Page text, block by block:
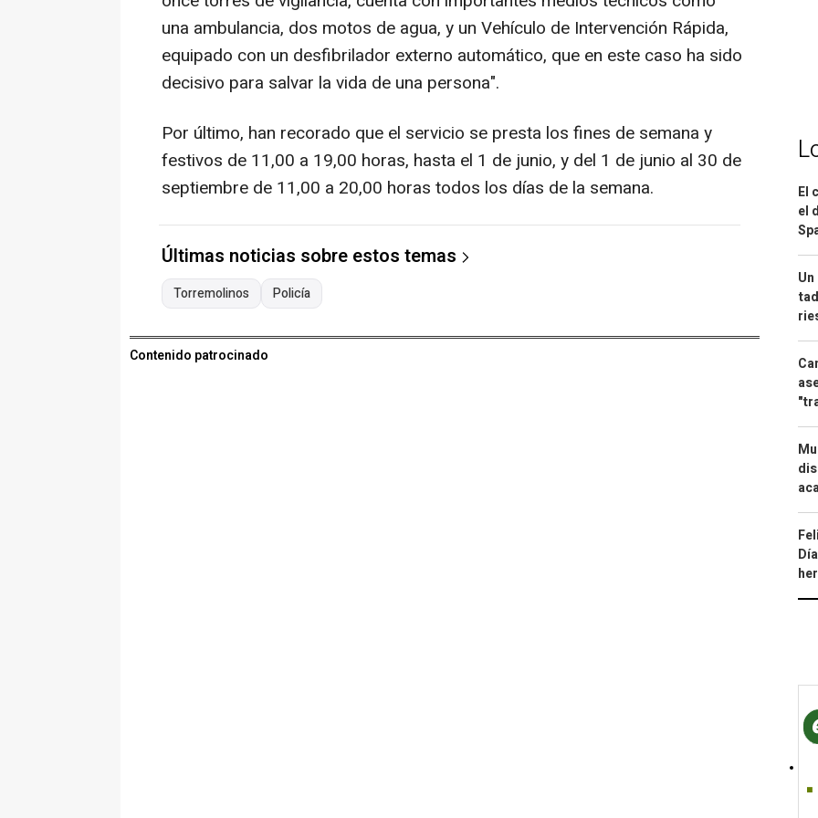
una ambulancia, dos motos de agua, y un Vehículo de Intervención Rápida,
equipado con un desfibrilador externo automático, que en este caso ha sido
decisivo para salvar la vida de una persona".
Por último, han recorado que el servicio se presta los fines de semana y
festivos de 11,00 a 19,00 horas, hasta el 1 de junio, y del 1 de junio al 30 de
septiembre de 11,00 a 20,00 horas todos los días de la semana.
Últimas noticias sobre estos temas
Torremolinos Policía
Contenido patrocinado
El
el